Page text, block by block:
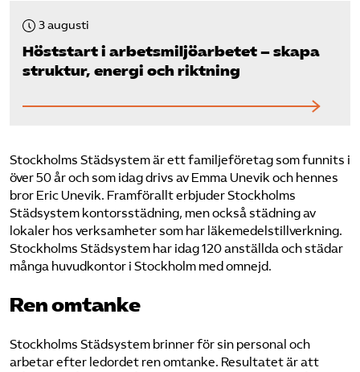
3 augusti
Höststart i arbetsmiljö­arbetet – skapa
struktur, energi och riktning
Stockholms Städsystem är ett familjeföretag som funnits i
över 50 år och som idag drivs av Emma Unevik och hennes
bror Eric Unevik. Framförallt erbjuder Stockholms
Städsystem kontorsstädning, men också städning av
lokaler hos verksamheter som har läkemedelstillverkning.
Stockholms Städsystem har idag 120 anställda och städar
många huvudkontor i Stockholm med omnejd.
Ren omtanke
Stockholms Städsystem brinner för sin personal och
arbetar efter ledordet ren omtanke. Resultatet är att